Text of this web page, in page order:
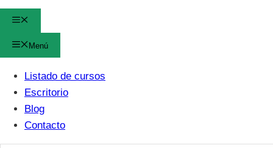
Menú
Listado de cursos
Escritorio
Blog
Contacto